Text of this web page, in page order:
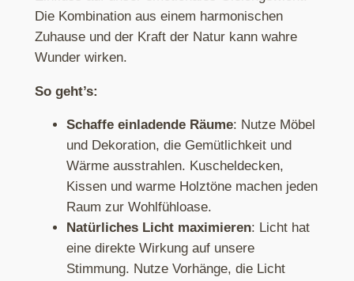
Die Kombination aus einem harmonischen
Zuhause und der Kraft der Natur kann wahre
Wunder wirken.
So geht’s:
Schaffe einladende Räume: Nutze Möbel
und Dekoration, die Gemütlichkeit und
Wärme ausstrahlen. Kuscheldecken,
Kissen und warme Holztöne machen jeden
Raum zur Wohlfühloase.
Natürliches Licht maximieren: Licht hat
eine direkte Wirkung auf unsere
Stimmung. Nutze Vorhänge, die Licht